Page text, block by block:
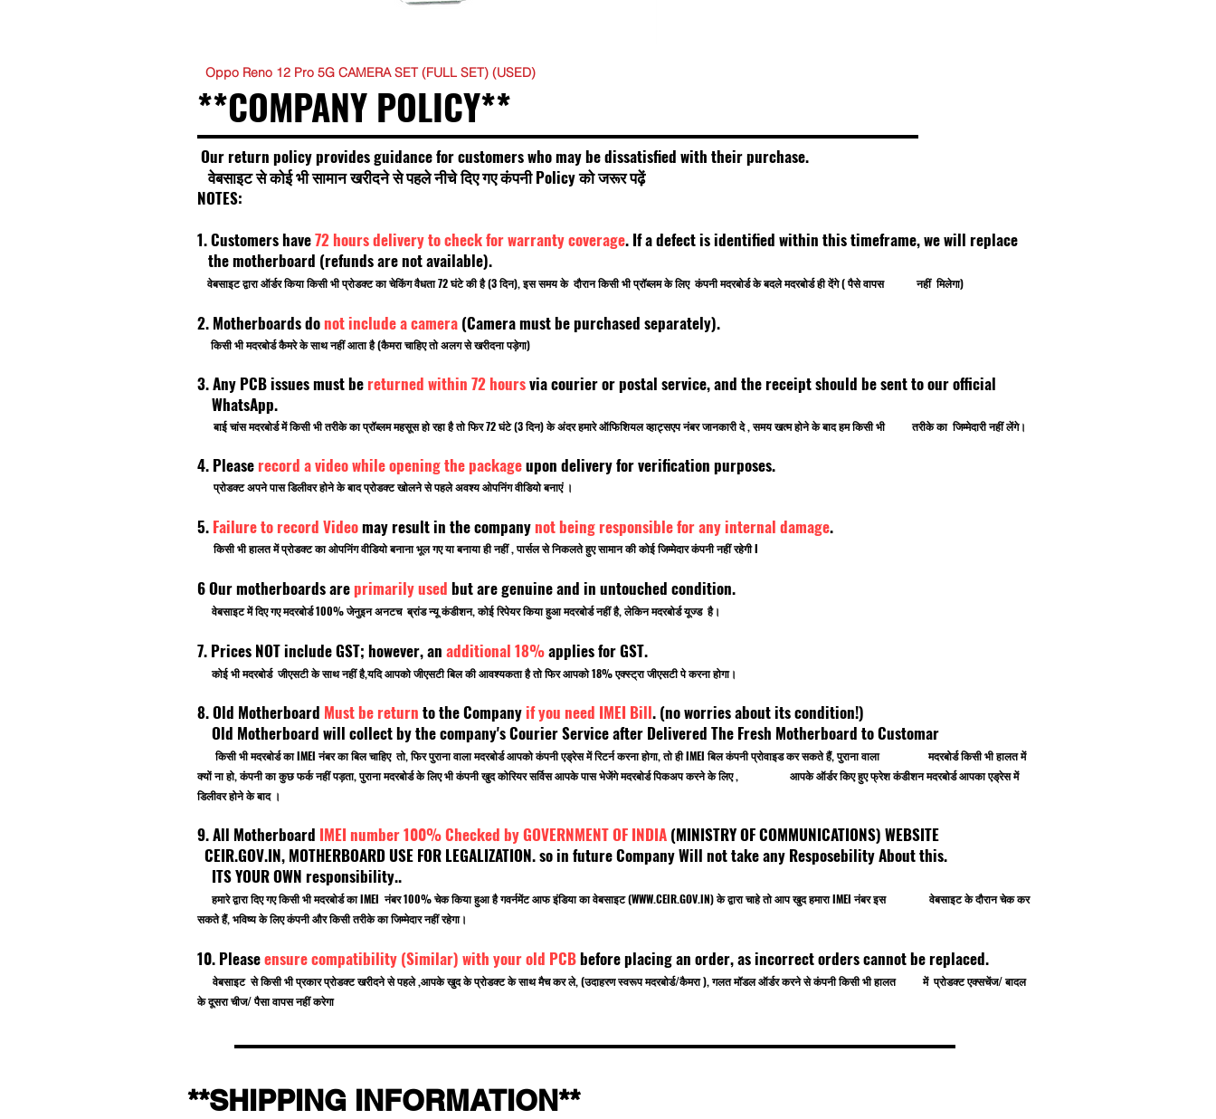
Oppo Reno 12 Pro 5G CAMERA SET (FULL SET) (USED)
**COMPANY POLICY**
Our return policy provides guidance for customers who may be dissatisfied with their purchase.
वेबसाइट से कोई भी सामान खरीदने से पहले नीचे दिए गए कंपनी Policy को जरूर पढ़ें
NOTES:
1. Customers have72 hours delivery to check for warranty coverage. If a defect is identified within this timeframe, we will replace
the motherboard (refunds are not available).
वेबसाइट द्वारा ऑर्डर किया किसी भी प्रोडक्ट का चेकिंग वैधता 72 घंटे की है (3 दिन), इस समय के दौरान किसी भी प्रॉब्लम के लिए कंपनी मदरबोर्ड के बदले मदरबोर्ड ही देंगे ( पैसे वापस नहीं मिलेगा)
2. Motherboards donot include a camera (Camera must be purchased separately).
किसी भी मदरबोर्ड कैमरे के साथ नहीं आता है (कैमरा चाहिए तो अलग से खरीदना पड़ेगा)
3. Any PCB issues must be returned within 72 hoursvia courier or postal service, and the receipt should be sent to our official
WhatsApp.
बाई चांस मदरबोर्ड में किसी भी तरीके का प्रॉब्लम महसूस हो रहा है तो फिर 72 घंटे (3 दिन) के अंदर हमारे ऑफिशियल व्हाट्सएप नंबर जानकारी दे , समय खत्म होने के बाद हम किसी भी तरीके का जिम्मेदारी नहीं लेंगे।
4. Please record a video while opening the packageupon delivery for verification purposes.
प्रोडक्ट अपने पास डिलीवर होने के बाद प्रोडक्ट खोलने से पहले अवश्य ओपनिंग वीडियो बनाएं ।
5. Failure to record Videomay result in the companynot being responsible for any internal damage.
किसी भी हालत में प्रोडक्ट का ओपनिंग वीडियो बनाना भूल गए या बनाया ही नहीं , पार्सल से निकलते हुए सामान की कोई जिम्मेदार कंपनी नहीं रहेगी I
6 Our motherboards areprimarily used but are genuine and in untouched condition.
वेबसाइट में दिए गए मदरबोर्ड 100% जेनुइन अनटच ब्रांड न्यू कंडीशन, कोई रिपेयर किया हुआ मदरबोर्ड नहीं है, लेकिन मदरबोर्ड यूज्ड है।
7. Prices NOT include GST; however, an additional 18%applies for GST.
कोई भी मदरबोर्ड जीएसटी के साथ नहीं है,यदि आपको जीएसटी बिल की आवश्यकता है तो फिर आपको 18% एक्स्ट्रा जीएसटी पे करना होगा।
8. Old Motherboard Must be return to the Companyif you need IMEI Bill. (no worries about its condition!)
Old Motherboard will collect by the company's Courier Service after Delivered The Fresh Motherboard to Customar
किसी भी मदरबोर्ड का IMEI नंबर का बिल चाहिए तो, फिर पुराना वाला मदरबोर्ड आपको कंपनी एड्रेस में रिटर्न करना होगा, तो ही IMEI बिल कंपनी प्रोवाइड कर सकते हैं, पुराना वाला मदरबोर्ड किसी भी हालत में
क्यों ना हो, कंपनी का कुछ फर्क नहीं पड़ता, पुराना मदरबोर्ड के लिए भी कंपनी खुद कोरियर सर्विस आपके पास भेजेंगे मदरबोर्ड पिकअप करने के लिए , आपके ऑर्डर किए हुए फ्रेश कंडीशन मदरबोर्ड आपका एड्रेस में
डिलीवर होने के बाद ।
9. All Motherboard IMEI number 100% Checked by GOVERNMENT OF INDIA (MINISTRY OF COMMUNICATIONS) WEBSITE
CEIR.GOV.IN, MOTHERBOARD USE FOR LEGALIZATION. so in future Company Will not take any Resposebility About this.
ITS YOUR OWN responsibility..
हमारे द्वारा दिए गए किसी भी मदरबोर्ड का IMEI नंबर 100% चेक किया हुआ है गवर्नमेंट आफ इंडिया का वेबसाइट (WWW.CEIR.GOV.IN) के द्वारा चाहे तो आप खुद हमारा IMEI नंबर इस वेबसाइट के दौरान चेक कर
सकते हैं, भविष्य के लिए कंपनी और किसी तरीके का जिम्मेदार नहीं रहेगा।
10. Pleaseensure compatibility (Similar) with your old PCBbefore placing an order, as incorrect orders cannot be replaced.
वेबसाइट से किसी भी प्रकार प्रोडक्ट खरीदने से पहले ,आपके खुद के प्रोडक्ट के साथ मैच कर ले, (उदाहरण स्वरूप मदरबोर्ड/कैमरा ), गलत मॉडल ऑर्डर करने से कंपनी किसी भी हालत में प्रोडक्ट एक्सचेंज/ बादल
के दूसरा चीज/ पैसा वापस नहीं करेगा
**SHIPPING INFORMATION**